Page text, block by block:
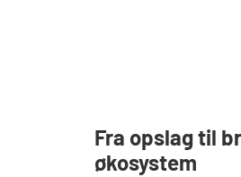
Fra opslag til
økosystem